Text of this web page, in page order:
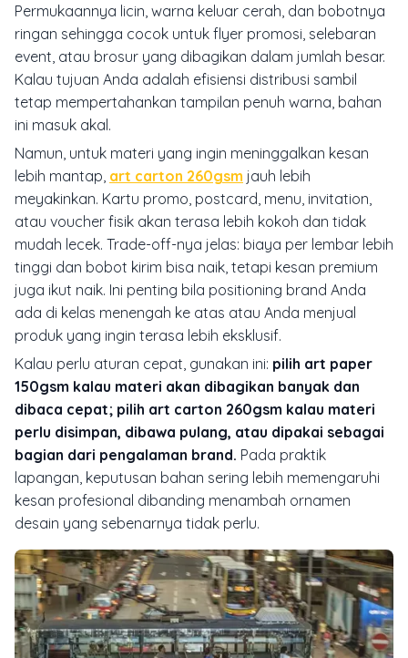
Permukaannya licin, warna keluar cerah, dan bobotnya
ringan sehingga cocok untuk flyer promosi, selebaran
event, atau brosur yang dibagikan dalam jumlah besar.
Kalau tujuan Anda adalah efisiensi distribusi sambil
tetap mempertahankan tampilan penuh warna, bahan
ini masuk akal.
Namun, untuk materi yang ingin meninggalkan kesan
lebih mantap, art carton 260gsm jauh lebih
meyakinkan. Kartu promo, postcard, menu, invitation,
atau voucher fisik akan terasa lebih kokoh dan tidak
mudah lecek. Trade-off-nya jelas: biaya per lembar lebih
tinggi dan bobot kirim bisa naik, tetapi kesan premium
juga ikut naik. Ini penting bila positioning brand Anda
ada di kelas menengah ke atas atau Anda menjual
produk yang ingin terasa lebih eksklusif.
Kalau perlu aturan cepat, gunakan ini: pilih art paper
150gsm kalau materi akan dibagikan banyak dan
dibaca cepat; pilih art carton 260gsm kalau materi
perlu disimpan, dibawa pulang, atau dipakai sebagai
bagian dari pengalaman brand. Pada praktik
lapangan, keputusan bahan sering lebih memengaruhi
kesan profesional dibanding menambah ornamen
desain yang sebenarnya tidak perlu.